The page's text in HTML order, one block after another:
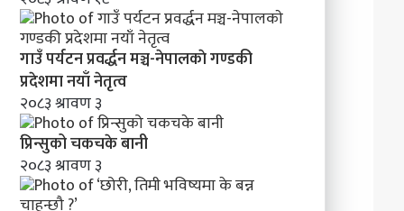
ह
न्छौ
?
’
गाउँ पर्यटन प्रवर्द्धन मञ्च-नेपालकाे गण्डकी
प्रदेशमा नयाँ नेतृत्व
२०८३ श्रावण ३
प्रिन्सुको चकचके बानी
२०८३ श्रावण ३